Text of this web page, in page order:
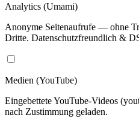
Analytics (Umami)
Anonyme Seitenaufrufe — ohne
Dritte. Datenschutzfreundlich &
Medien (YouTube)
Eingebettete YouTube-Videos
nach Zustimmung geladen.